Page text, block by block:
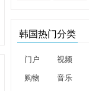
韩国热门分类
门户 视频
购物 音乐